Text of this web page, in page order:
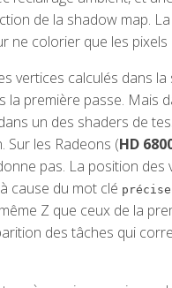
de la shadow map.
ne colorier que les pixels
vertices calculés dans
première passe. Mais
un des shaders de
Sur les Radeons (HD
pas. La position des
cause du mot clé précise
Z que ceux de la
des tâches qui